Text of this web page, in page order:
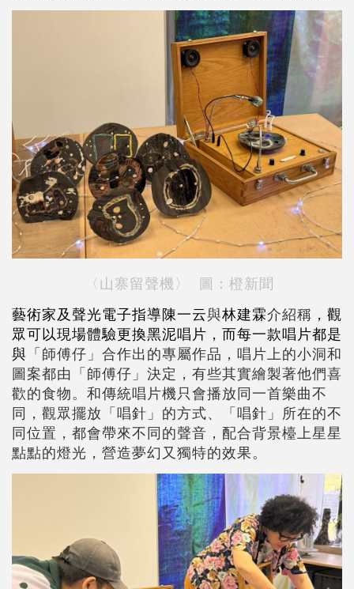
〈山寨留聲機〉 圖：橙新聞
藝術家及聲光電子指導陳一云與林建霖介紹稱 ， 觀
眾可以現場體驗更換黑泥唱片 ， 而每一款唱片都是
與 「師傅仔」合作出的專屬作品，唱片上的小洞和
圖案都由「師傅仔」決定，有些其實繪製著他們喜
歡的食物。和傳統唱片機只會播放同一首樂曲不
同，觀眾擺放「唱針」的方式、「唱針」所在的不
同位置，都會帶來不同的聲音，配合背景檯上星星
點點的燈光，營造夢幻又獨特的效果。